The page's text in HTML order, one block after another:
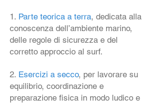
1. Parte teorica a terra, dedicata alla
conoscenza dell’ambiente marino,
delle regole di sicurezza e del
corretto approccio al surf.
2. Esercizi a secco, per lavorare su
equilibrio, coordinazione e
preparazione fisica in modo ludico e